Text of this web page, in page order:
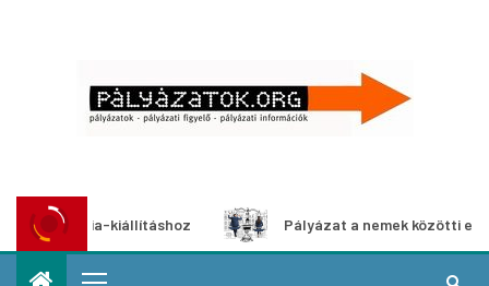
kiállításhoz Pályázat a nemek közötti